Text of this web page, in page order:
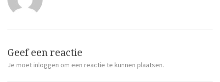
Geef een reactie
Je moet inloggen om een reactie te kunnen plaatsen.